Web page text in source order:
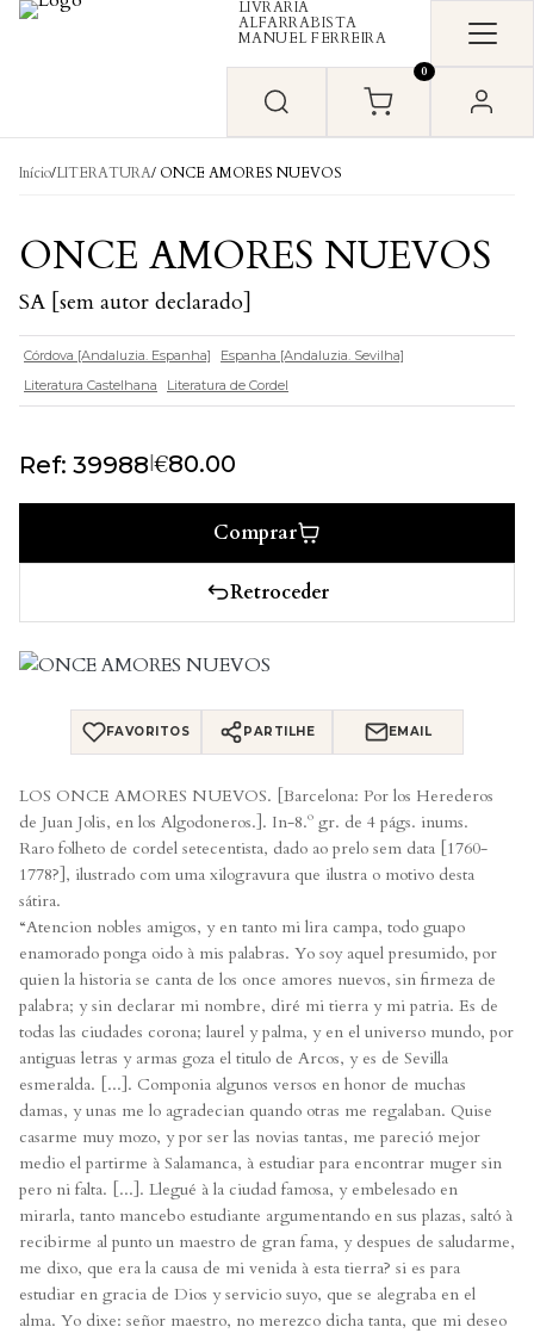
Skip to content
LIVRARIA
ALFARRABISTA
MANUEL FERREIRA
0
Início/LITERATURA/ ONCE AMORES NUEVOS
ONCE AMORES NUEVOS
SA [sem autor declarado]
Córdova [Andaluzia. Espanha]
Espanha [Andaluzia. Sevilha]
Literatura Castelhana
Literatura de Cordel
Ref: 39988|€80.00
Comprar
Retroceder
FAVORITOS PARTILHE EMAIL
LOS ONCE AMORES NUEVOS. [Barcelona: Por los Herederos
de Juan Jolis, en los Algodoneros.]. In-8.º gr. de 4 págs. inums.
Raro folheto de cordel setecentista, dado ao prelo sem data [1760-
1778?], ilustrado com uma xilogravura que ilustra o motivo desta
sátira.
“Atencion nobles amigos, y en tanto mi lira campa, todo guapo
enamorado ponga oido à mis palabras. Yo soy aquel presumido, por
quien la historia se canta de los once amores nuevos, sin firmeza de
palabra; y sin declarar mi nombre, diré mi tierra y mi patria. Es de
todas las ciudades corona; laurel y palma, y en el universo mundo, por
antiguas letras y armas goza el titulo de Arcos, y es de Sevilla
esmeralda. [...]. Componia algunos versos en honor de muchas
damas, y unas me lo agradecian quando otras me regalaban. Quise
casarme muy mozo, y por ser las novias tantas, me pareció mejor
medio el partirme à Salamanca, à estudiar para encontrar muger sin
pero ni falta. [...]. Llegué à la ciudad famosa, y embelesado en
mirarla, tanto mancebo estudiante argumentando en sus plazas, saltó à
recibirme al punto un maestro de gran fama, y despues de saludarme,
me dixo, que era la causa de mi venida à esta tierra? si es para
estudiar en gracia de Dios y servicio suyo, que se alegraba en el
alma. Yo dixe: señor maestro, no merezco dicha tanta, que mi deseo